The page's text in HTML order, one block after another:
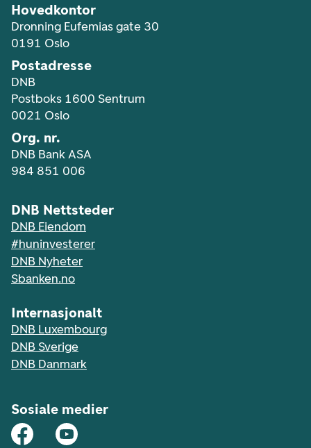
Hovedkontor
Dronning Eufemias gate 30
0191 Oslo
Postadresse
DNB
Postboks 1600 Sentrum
0021 Oslo
Org. nr.
DNB Bank ASA
984 851 006
DNB Nettsteder
DNB Eiendom
#huninvesterer
DNB Nyheter
Sbanken.no
Internasjonalt
DNB Luxembourg
DNB Sverige
DNB Danmark
Sosiale medier